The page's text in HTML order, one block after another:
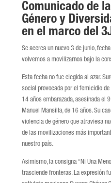
Comunicado de
Género y
en el marco del
Se acerca un nuevo 3 de junio,
volvemos a movilizarnos bajo la
Esta fecha no fue elegida al azar.
social provocada por el femicidio de
14 años embarazada, asesinada el
Manuel Mansilla, de 16 años. Su
violencia de género que atraviesa
de las movilizaciones más
nuestro país.
Asimismo, la consigna “Ni Una
trasciende fronteras. La expresión